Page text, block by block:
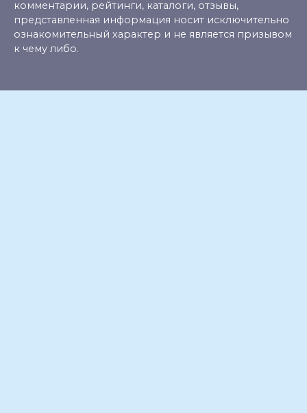
комментарии, рейтинги, каталоги, отзывы,
представленная информация носит исключительно
ознакомительный характер и не является призывом
к чему либо.